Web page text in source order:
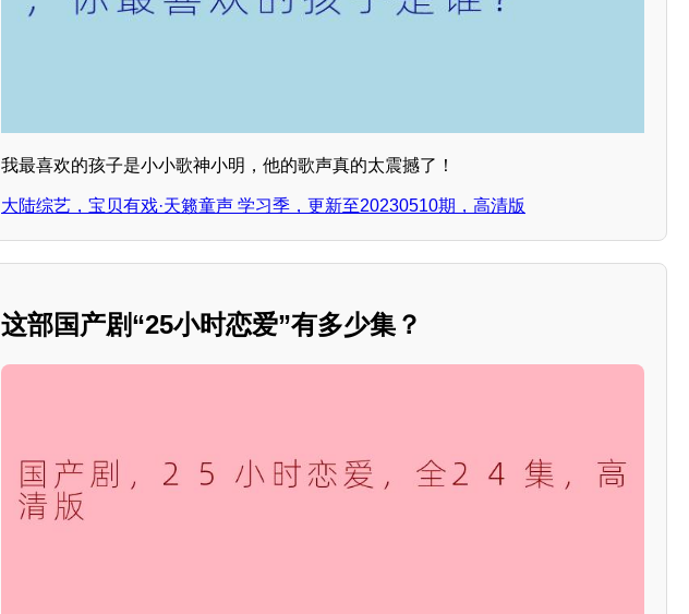
我最喜欢的孩子是小小歌神小明，他的歌声真的太震撼了！
大陆综艺，宝贝有戏·天籁童声 学习季，更新至20230510期，高清版
这部国产剧“25小时恋爱”有多少集？